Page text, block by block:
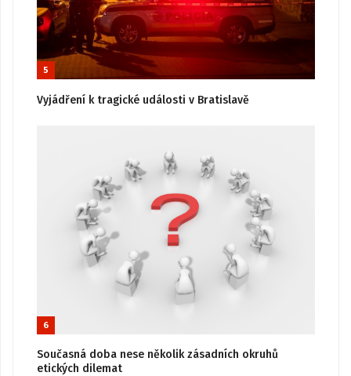
5
Vyjádření k tragické události v Bratislavě
6
Současná doba nese několik zásadních okruhů
etických dilemat